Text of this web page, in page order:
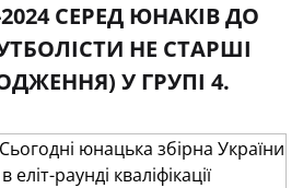
СЕРЕД ЮНАКІВ ДО
НЕ СТАРШІ
У ГРУПІ 4.